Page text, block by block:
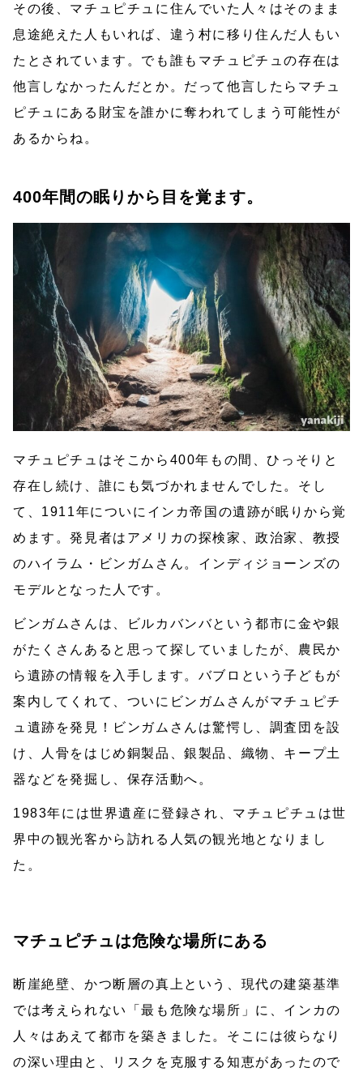
その後、マチュピチュに住んでいた人々はそのまま
息途絶えた人もいれば、違う村に移り住んだ人もい
たとされています。でも誰もマチュピチュの存在は
他言しなかったんだとか。だって他言したらマチュ
ピチュにある財宝を誰かに奪われてしまう可能性が
あるからね。
400年間の眠りから目を覚ます。
マチュピチュはそこから400年もの間、ひっそりと
存在し続け、誰にも気づかれませんでした。そし
て、1911年についにインカ帝国の遺跡が眠りから覚
めます。発見者はアメリカの探検家、政治家、教授
のハイラム・ビンガムさん。インディジョーンズの
モデルとなった人です。
ビンガムさんは、ビルカバンバという都市に金や銀
がたくさんあると思って探していましたが、農民か
ら遺跡の情報を入手します。バブロという子どもが
案内してくれて、ついにビンガムさんがマチュピチ
ュ遺跡を発見！ビンガムさんは驚愕し、調査団を設
け、人骨をはじめ銅製品、銀製品、織物、キープ土
器などを発掘し、保存活動へ。
1983年には世界遺産に登録され、マチュピチュは世
界中の観光客から訪れる人気の観光地となりまし
た。
マチュピチュは危険な場所にある
断崖絶壁、かつ断層の真上という、現代の建築基準
では考えられない「最も危険な場所」に、インカの
人々はあえて都市を築きました。そこには彼らなり
の深い理由と、リスクを克服する知恵があったので